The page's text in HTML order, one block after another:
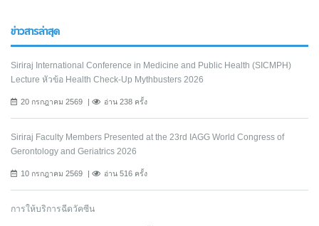
ข่าวสารล่าสุด
Siriraj International Conference in Medicine and Public Health (SICMPH)
Lecture หัวข้อ Health Check-Up Mythbusters 2026
20 กรกฎาคม 2569 อ่าน 238 ครั้ง
Siriraj Faculty Members Presented at the 23rd IAGG World Congress of
Gerontology and Geriatrics 2026
10 กรกฎาคม 2569 อ่าน 516 ครั้ง
การให้บริการฉีดวัคซีน